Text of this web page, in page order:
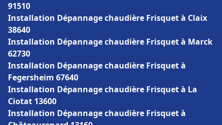
91510
Installation Dépannage chaudière Frisquet à Claix
38640
Installation Dépannage chaudière Frisquet à Marck
62730
Installation Dépannage chaudière Frisquet à
Fegersheim 67640
Installation Dépannage chaudière Frisquet à La
Ciotat 13600
Installation Dépannage chaudière Frisquet à